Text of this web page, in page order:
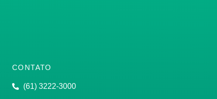
CONTATO
(61) 3222-3000